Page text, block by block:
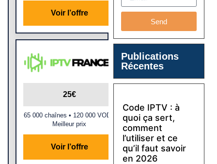
Voir l’offre
25€
65 000 chaînes • 120 000 VOD •
Meilleur prix
Voir l’offre
Send
Publications
Récentes
Code IPTV : à
quoi ça sert,
comment
l’utiliser et ce
qu’il faut savoir
en 2026